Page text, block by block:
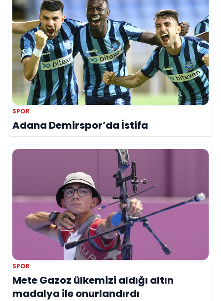
SPOR
Adana Demirspor’da İstifa
SPOR
Mete Gazoz ülkemizi aldığı altın
madalya ile onurlandırdı